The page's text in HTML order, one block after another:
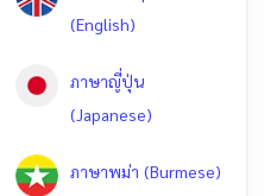
(English)
ภาษาญี่ปุ่น
(Japanese)
ภาษาพม่า (Burmese)